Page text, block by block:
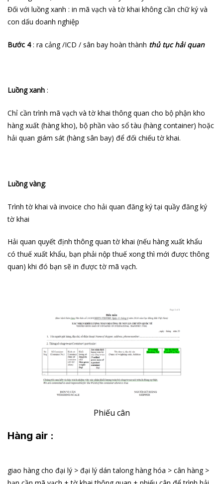
Đối với luồng xanh : in mã vạch và tờ khai không cần chữ ký và
con dấu doanh nghiệp
Bước 4: ra cảng /ICD / sân bay hoàn thành thủ tục hải quan
Luồng xanh :
Chỉ cần trình mã vạch và tờ khai thông quan cho bộ phận kho
hàng xuất (hàng kho), bộ phần vào sổ tàu (hàng container) hoặc
hải quan giám sát (hàng sân bay) để đối chiếu tờ khai.
Luồng vàng:
Trình tờ khai và invoice cho hải quan đăng ký tại quầy đăng ký
tờ khai
Hải quan quyết định thông quan tờ khai (nếu hàng xuất khẩu
có thuế xuất khẩu, bạn phải nộp thuế xong thì mới được thông
quan) khi đó bạn sẽ in được tờ mã vạch.
Phiếu cân
Hàng air :
giao hàng cho đại lý > đại lý dán talong hàng hóa > cân hàng >